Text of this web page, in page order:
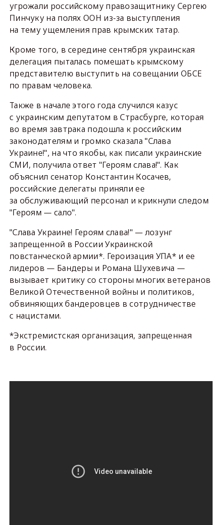
угрожали российскому правозащитнику Сергею
Пинчуку на полях ООН из-за выступления
на тему ущемления прав крымских татар.
Кроме того, в середине сентября украинская
делегация пыталась помешать крымскому
представителю выступить на совещании ОБСЕ
по правам человека.
Также в начале этого года случился казус
с украинским депутатом в Страсбурге, которая
во время завтрака подошла к российским
законодателям и громко сказала "Слава
Украине!", на что якобы, как писали украинские
СМИ, получила ответ "Героям слава!". Как
объяснил сенатор Константин Косачев,
российские делегаты приняли ее
за обслуживающий персонал и крикнули следом
"Героям — сало".
"Слава Украине! Героям слава!" — лозунг
запрещенной в России Украинской
повстанческой армии*. Героизация УПА* и ее
лидеров — Бандеры и Романа Шухевича —
вызывает критику со стороны многих ветеранов
Великой Отечественной войны и политиков,
обвиняющих бандеровцев в сотрудничестве
с нацистами.
*Экстремистская организация, запрещенная
в России.